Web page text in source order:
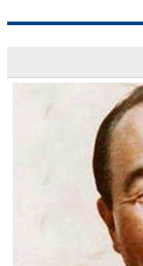
содержимому